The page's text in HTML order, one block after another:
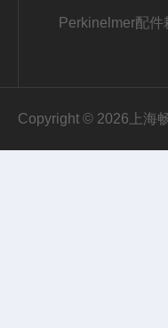
Perkinelmer配件
Copyright © 2026上海